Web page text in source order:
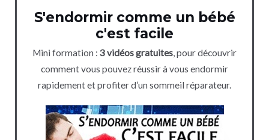
S'endormir comme un bébé
c'est facile
Mini formation : 3 vidéos gratuites , pour découvrir
comment vous pouvez réussir à vous endormir
rapidement et profiter d’un sommeil réparateur.